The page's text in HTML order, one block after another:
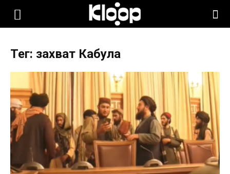
KLOOP.KG
Новости
Кыргызстана
Тег: захват Кабула